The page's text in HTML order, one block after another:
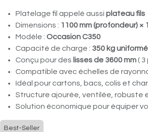
Platelage fil appelé aussi plateau fils
Dimensions : 1100 mm (profondeur) ×
Modèle : Occasion C350
Capacité de charge : 350 kg
Conçu pour des lisses de 3600 mm(
Compatible avec échelles de
Idéal pour cartons, bacs, colis et
Structure ajourée, ventilée, robuste
Solution économique pour équiper
Best-Seller